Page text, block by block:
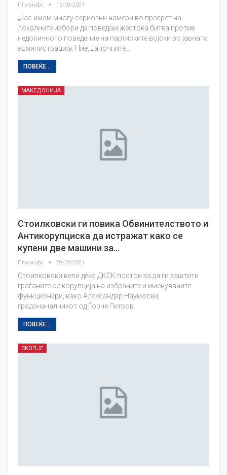
Плусинфо 16/08/2021
„Јас имам многу сериозни намери во пресрет на
локалните избори да поведам жестока битка против
недоличното поведение на партиските војски во јавната
администрација. Ние, даночните…
ПОВЕЌЕ...
МАКЕДОНИЈА
Стоилковски ги повика Обвинителството и
Антикорупциска да истражат како се
купени две машини за…
Плусинфо 29/06/2021
Стоилковски вели дека ДКСК постои за да ги заштити
граѓаните од корупција на избраните и именуваните
функционери, како Александар Наумоски,
градоначалникот од Ѓорче Петров.
ПОВЕЌЕ...
СКОПЈЕ